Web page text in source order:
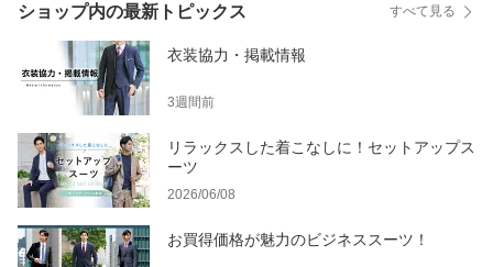
ショップ内の最新トピックス すべて見る
衣装協力・掲載情報
3週間前
リラックスした着こなしに！セットアップス
ーツ
2026/06/08
お買得価格が魅力のビジネススーツ！